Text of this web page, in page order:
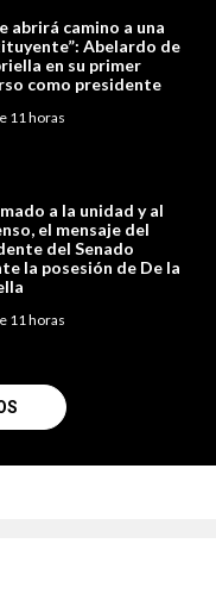
abrirá camino a una
Abelardo de
en su primer
como presidente
11 horas
a la unidad y al
el mensaje del
del Senado
la posesión de De la
11 horas